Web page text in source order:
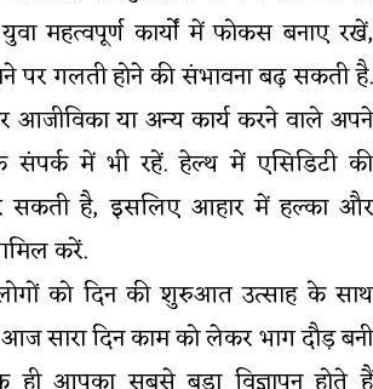
महत्वपूर्ण कार्यों में फोकस बनाए रखें,
पर गलती होने की संभावना बढ़ सकती है.
आजीविका या अन्य कार्य करने वाले अपने
संपर्क में भी रहें. हेल्थ में एसिडिटी की
सकती है, इसलिए आहार में हल्का और
करें.
को दिन की शुरुआत उत्साह के साथ
सारा दिन काम को लेकर भाग दौड़ बनी